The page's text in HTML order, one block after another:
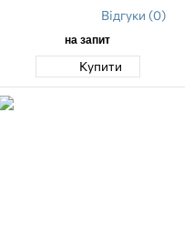
Відгуки (0)
на запит
Купити